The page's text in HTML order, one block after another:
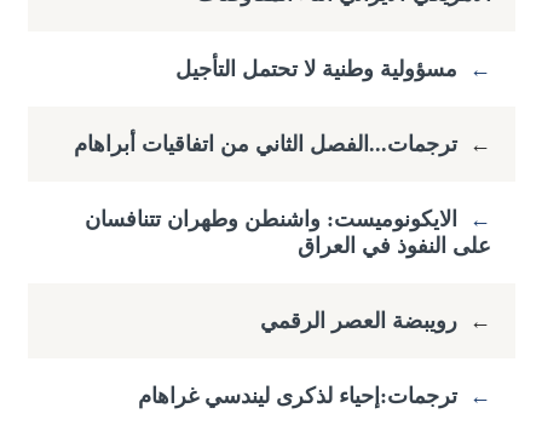
← مسؤولية وطنية لا تحتمل التأجيل
← ترجمات...الفصل الثاني من اتفاقيات أبراهام
←
الايكونوميست: واشنطن وطهران تتنافسان
على النفوذ في العراق
← رويبضة العصر الرقمي
← ترجمات:إحياء لذكرى ليندسي غراهام